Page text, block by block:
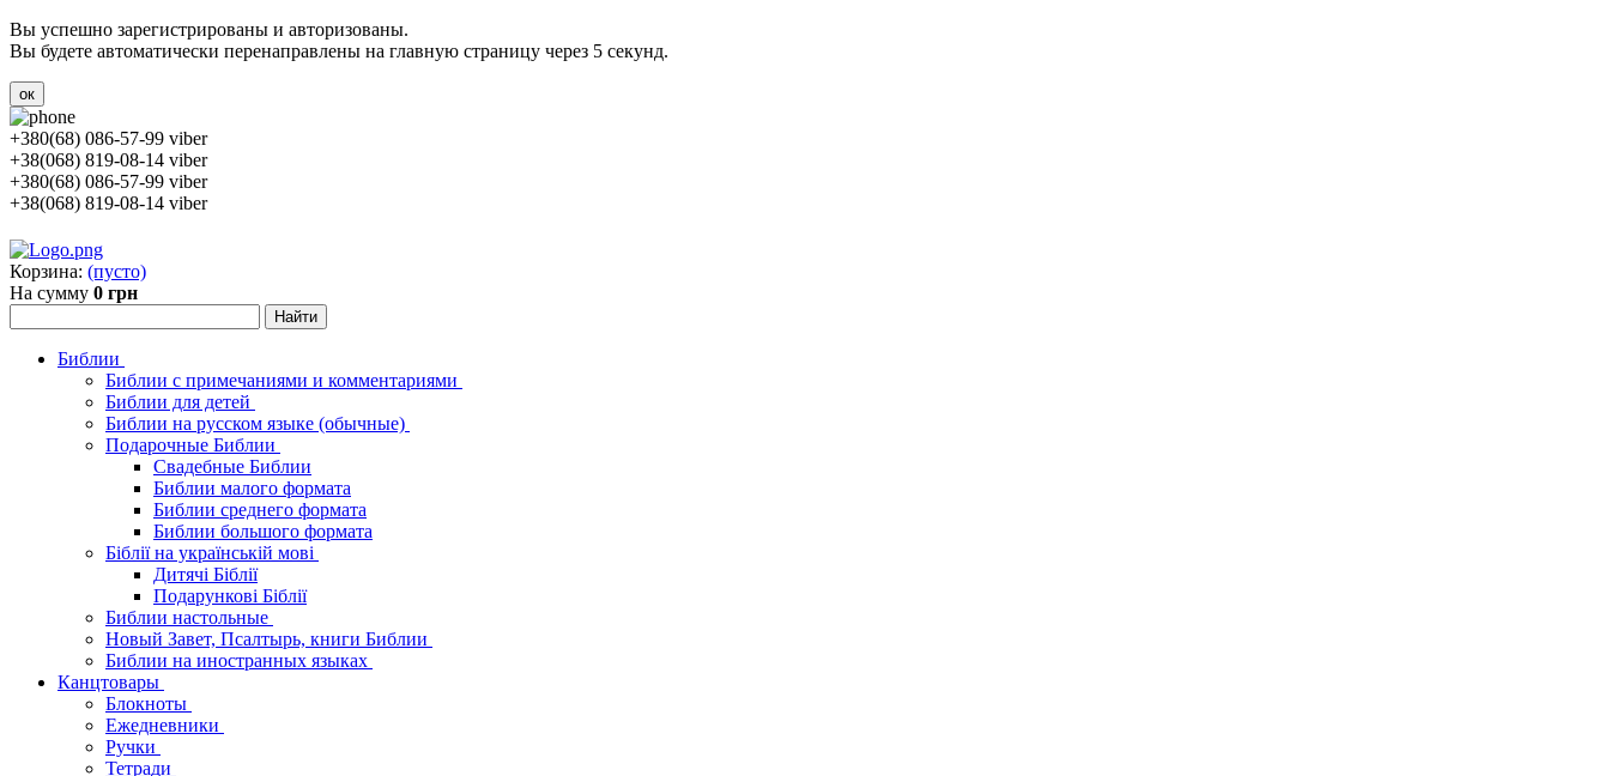
Вы успешно зарегистрированы и авторизованы.
Вы будете автоматически перенаправлены на главную страницу через 5 секунд.
ок
+380(68) 086-57-99 viber
+38(068) 819-08-14 viber
+380(68) 086-57-99 viber
+38(068) 819-08-14 viber
Корзина: (пусто)
На сумму 0 грн
Библии
Библии с примечаниями и комментариями
Библии для детей
Библии на русском языке (обычные)
Подарочные Библии
Свадебные Библии
Библии малого формата
Библии среднего формата
Библии большого формата
Біблії на українській мові
Дитячі Біблії
Подарункові Біблії
Библии настольные
Новый Завет, Псалтырь, книги Библии
Библии на иностранных языках
Канцтовары
Блокноты
Ежедневники
Ручки
Тетради